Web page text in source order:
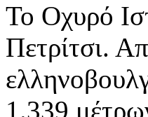
Το Οχυρό
Πετρίτσι.
1.339